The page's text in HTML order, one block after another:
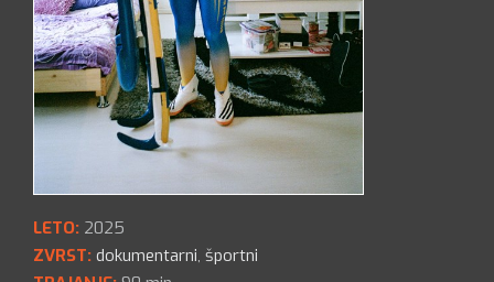
LETO: 2025
ZVRST: dokumentarni, športni